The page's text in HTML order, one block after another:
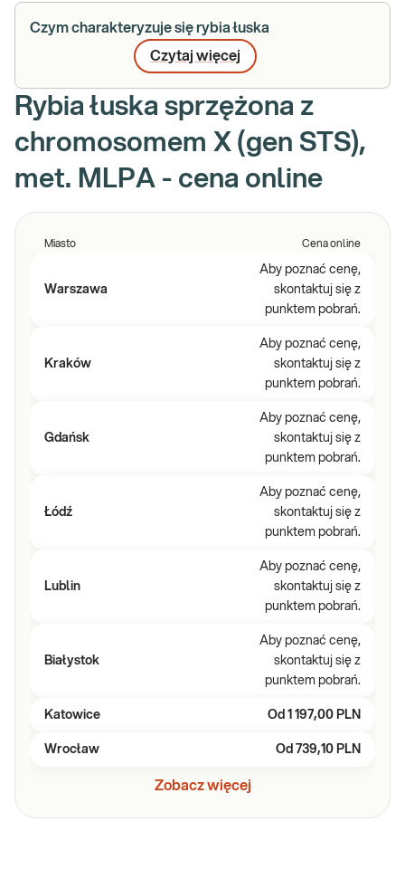
Czym charakteryzuje się rybia łuska
Czytaj więcej
Rybia łuska sprzężona z
chromosomem X (gen STS),
met. MLPA - cena online
Miasto Cena online
Warszawa
Aby poznać cenę,
skontaktuj się z
punktem pobrań.
Kraków
Aby poznać cenę,
skontaktuj się z
punktem pobrań.
Gdańsk
Aby poznać cenę,
skontaktuj się z
punktem pobrań.
Łódź
Aby poznać cenę,
skontaktuj się z
punktem pobrań.
Lublin
Aby poznać cenę,
skontaktuj się z
punktem pobrań.
Białystok
Aby poznać cenę,
skontaktuj się z
punktem pobrań.
Katowice Od 1 197,00 PLN
Wrocław Od 739,10 PLN
Zobacz więcej